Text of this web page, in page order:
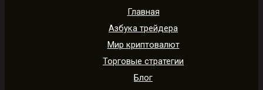
Главная
Азбука трейдера
Мир криптовалют
Торговые стратегии
Блог